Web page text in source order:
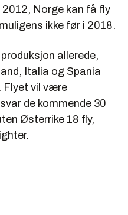
Norge kan få fly
ikke før i 2018.
allerede,
Italia og Spania
Flyet vil være
de kommende 30
Østerrike 18 fly,